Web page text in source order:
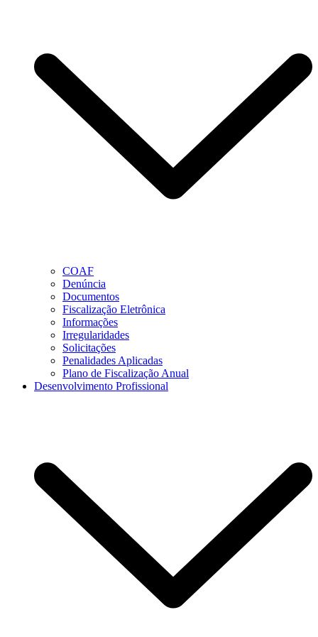
COAF
Denúncia
Documentos
Fiscalização Eletrônica
Informações
Irregularidades
Solicitações
Penalidades Aplicadas
Plano de Fiscalização Anual
Desenvolvimento Profissional